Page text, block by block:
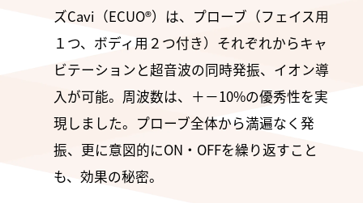
ズCavi（ECUO®）は、プローブ（フェイス用
１つ、ボディ用２つ付き）それぞれからキャ
ビテーションと超音波の同時発振、イオン導
入が可能。周波数は、＋－10%の優秀性を実
現しました。プローブ全体から満遍なく発
振、更に意図的にON・OFFを繰り返すこと
も、効果の秘密。